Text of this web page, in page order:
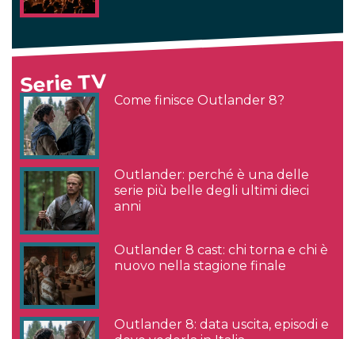
Serie TV
Come finisce Outlander 8?
Outlander: perché è una delle
serie più belle degli ultimi dieci
anni
Outlander 8 cast: chi torna e chi è
nuovo nella stagione finale
Outlander 8: data uscita, episodi e